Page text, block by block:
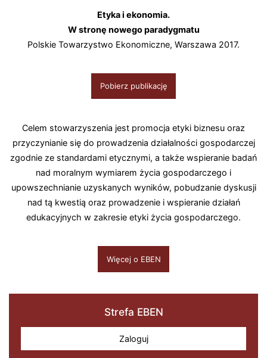
Etyka i ekonomia.
W stronę nowego paradygmatu
Polskie Towarzystwo Ekonomiczne, Warszawa 2017.
Pobierz publikację
Celem stowarzyszenia jest promocja etyki biznesu oraz
przyczynianie się do prowadzenia działalności gospodarczej
zgodnie ze standardami etycznymi, a także wspieranie badań
nad moralnym wymiarem życia gospodarczego i
upowszechnianie uzyskanych wyników, pobudzanie dyskusji
nad tą kwestią oraz prowadzenie i wspieranie działań
edukacyjnych w zakresie etyki życia gospodarczego.
Więcej o EBEN
Strefa EBEN
Zaloguj